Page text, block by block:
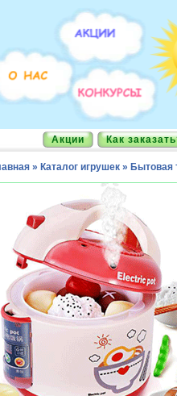
Акции Как
» Каталог игрушек » Бытовая